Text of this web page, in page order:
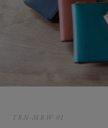
TRN-MRW-01